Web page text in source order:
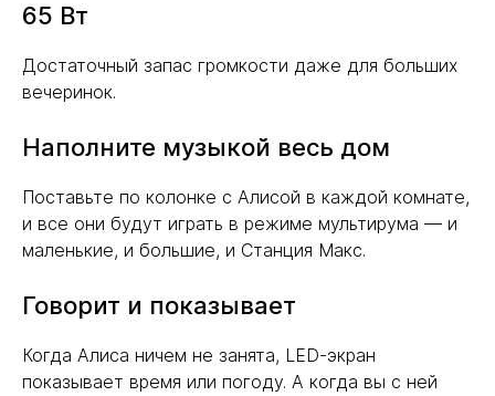
65 Вт
Достаточный запас громкости даже для больших
вечеринок.
Наполните музыкой весь дом
Поставьте по колонке с Алисой в каждой комнате,
и все они будут играть в режиме мультирума — и
маленькие, и большие, и Станция Макс.
Говорит и показывает
Когда Алиса ничем не занята, LED-экран
показывает время или погоду. А когда вы с ней